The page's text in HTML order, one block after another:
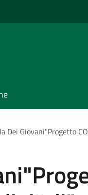
Dei Giovani"Progetto